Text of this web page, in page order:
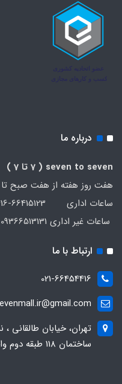
درباره ما
seven to seven ( 7 تا 7 )
هفت روز هفته از هفت صبح
ساعات اداری 66415123-66454416-021
ساعات غیر اداری 09366513131
ارتباط با ما
021-66454416
ساختمان 118 طبقه دوم واحد 6